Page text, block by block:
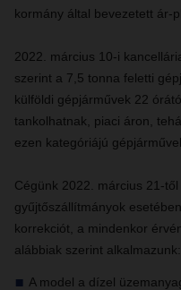
kormány által bevezetett ár-
2022. március 10-i
szerint a 7,5 tonna feletti
külföldi gépjárművek 22
tankolhatnak, piaci áron,
ezen kategóriájú
Cégünk 2022. március 21-
gyűjtőszállítmányok
korrekciót, a mindenkor
alábbiak szerint alkalmazunk:
A model a dízel